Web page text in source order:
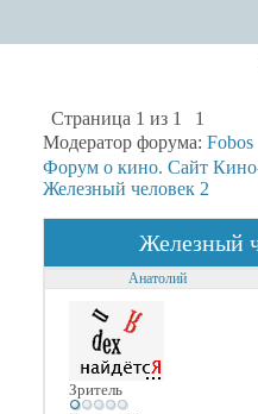
Страница 1 из 1
1
Модератор форума: Fobos
Форум о кино. Сайт
Железный человек 2
Железный
Анатолий
Зритель